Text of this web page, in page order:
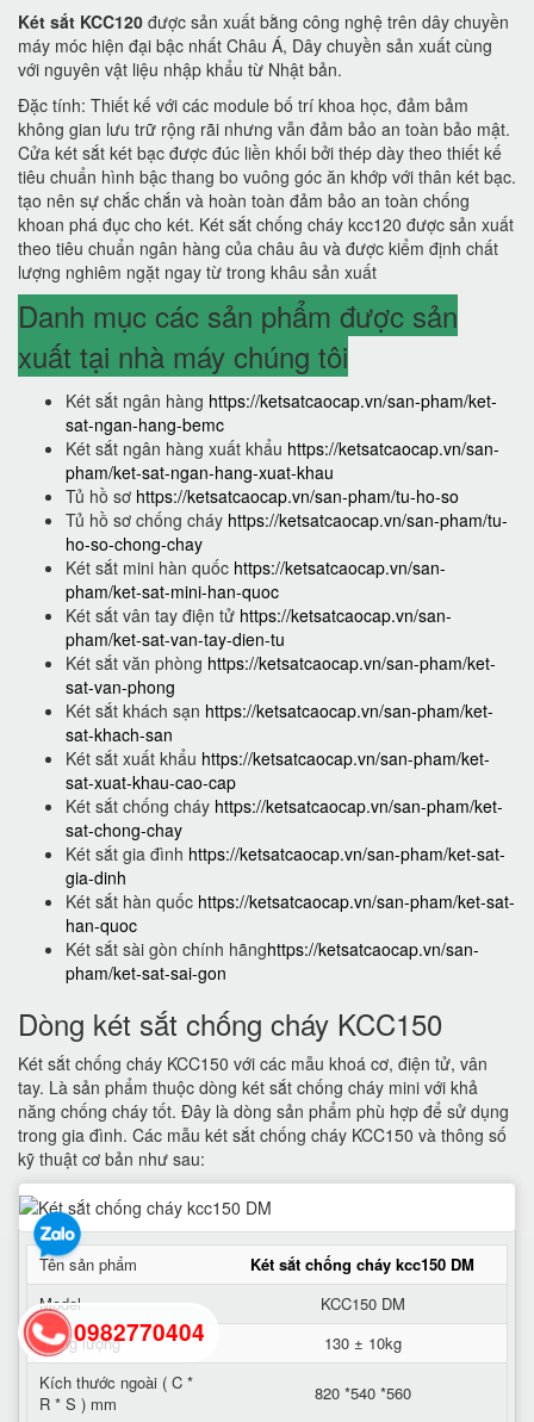
Két sắt KCC120 được sản xuất bằng công nghệ trên dây chuyền
máy móc hiện đại bậc nhất Châu Á, Dây chuyền sản xuất cùng
với nguyên vật liệu nhập khẩu từ Nhật bản.
Đặc tính: Thiết kế với các module bố trí khoa học, đảm bảm
không gian lưu trữ rộng rãi nhưng vẫn đảm bảo an toàn bảo mật.
Cửa két sắt két bạc được đúc liền khối bởi thép dày theo thiết kế
tiêu chuẩn hình bậc thang bo vuông góc ăn khớp với thân két bạc.
tạo nên sự chắc chắn và hoàn toàn đảm bảo an toàn chống
khoan phá đục cho két. Két sắt chống cháy kcc120 được sản xuất
theo tiêu chuẩn ngân hàng của châu âu và được kiểm định chất
lượng nghiêm ngặt ngay từ trong khâu sản xuất
Danh mục các sản phẩm được sản
xuất tại nhà máy chúng tôi
Két sắt ngân hàng https://ketsatcaocap.vn/san-pham/ket-
sat-ngan-hang-bemc
Két sắt ngân hàng xuất khẩu https://ketsatcaocap.vn/san-
pham/ket-sat-ngan-hang-xuat-khau
Tủ hồ sơ https://ketsatcaocap.vn/san-pham/tu-ho-so
Tủ hồ sơ chống cháy https://ketsatcaocap.vn/san-pham/tu-
ho-so-chong-chay
Két sắt mini hàn quốc https://ketsatcaocap.vn/san-
pham/ket-sat-mini-han-quoc
Két sắt vân tay điện tử https://ketsatcaocap.vn/san-
pham/ket-sat-van-tay-dien-tu
Két sắt văn phòng https://ketsatcaocap.vn/san-pham/ket-
sat-van-phong
Két sắt khách sạn https://ketsatcaocap.vn/san-pham/ket-
sat-khach-san
Két sắt xuất khẩu https://ketsatcaocap.vn/san-pham/ket-
sat-xuat-khau-cao-cap
Két sắt chống cháy https://ketsatcaocap.vn/san-pham/ket-
sat-chong-chay
Két sắt gia đình https://ketsatcaocap.vn/san-pham/ket-sat-
gia-dinh
Két sắt hàn quốc https://ketsatcaocap.vn/san-pham/ket-sat-
han-quoc
Két sắt sài gòn chính hãnghttps://ketsatcaocap.vn/san-
pham/ket-sat-sai-gon
Dòng két sắt chống cháy KCC150
Két sắt chống cháy KCC150 với các mẫu khoá cơ, điện tử, vân
tay. Là sản phẩm thuộc dòng két sắt chống cháy mini với khả
năng chống cháy tốt. Đây là dòng sản phẩm phù hợp để sử dụng
trong gia đình. Các mẫu két sắt chống cháy KCC150 và thông số
kỹ thuật cơ bản như sau:
Tên sản phẩm
Két sắt chống cháy kcc150 DM
Model
KCC150 DM
Trọng lượng
130 ± 10kg
Kích thước ngoài ( C *
R * S ) mm
820 *540 *560
0982770404